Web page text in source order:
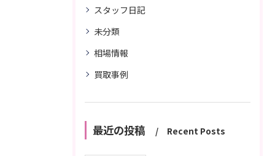
スタッフ日記
未分類
相場情報
買取事例
最近の投稿 Recent Posts